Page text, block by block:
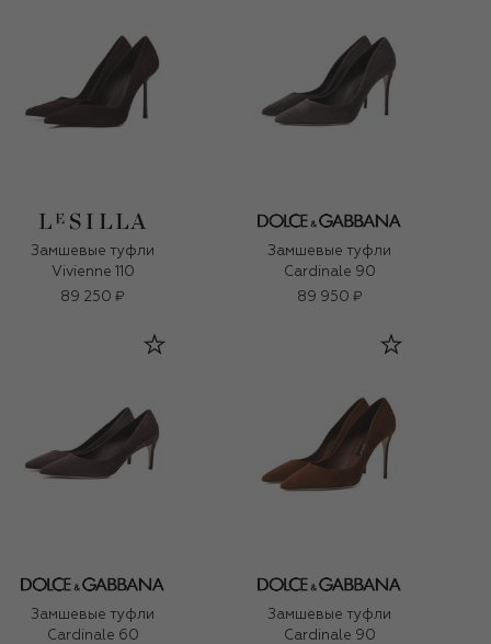
Замшевые туфли
Vivienne 110
89 250 ₽
Замшевые туфли
Cardinale 90
89 950 ₽
Замшевые туфли
Cardinale 60
Замшевые туфли
Cardinale 90